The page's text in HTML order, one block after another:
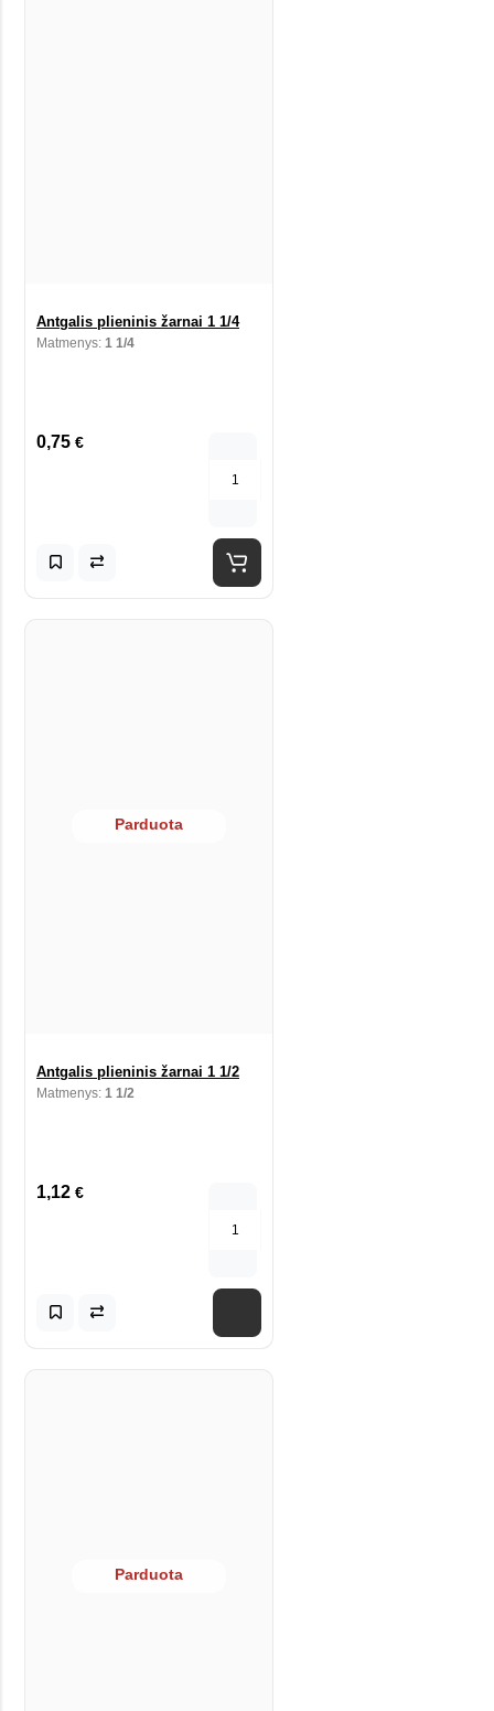
Antgalis plieninis žarnai 1 1/4
Matmenys: 1 1/4
0,75 €
Parduota
Antgalis plieninis žarnai 1 1/2
Matmenys: 1 1/2
1,12 €
Parduota